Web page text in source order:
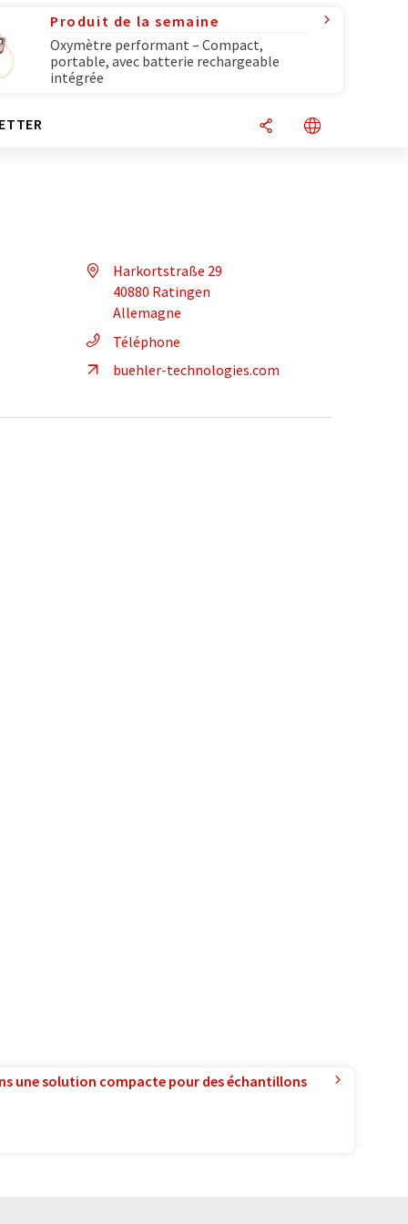
Produit de la semaine
Oxymètre performant – Compact,
portable, avec batterie rechargeable
intégrée
Harkortstraße 29
40880 Ratingen
Allemagne
Téléphone
buehler-technologies.com
une solution compacte pour des échantillons